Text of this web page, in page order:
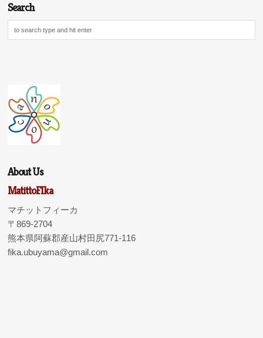
Search
About Us
MatittoFIka
マチットフィーカ
〒869-2704
熊本県阿蘇郡産山村田尻771-116
fika.ubuyama@gmail.com